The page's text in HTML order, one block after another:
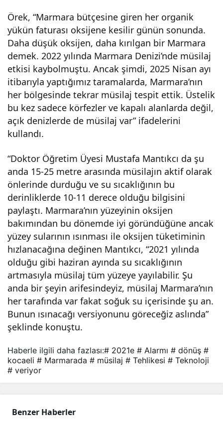
Örek, “Marmara bütçesine giren her organik
yükün faturası oksijene kesilir günün sonunda.
Daha düşük oksijen, daha kırılgan bir Marmara
demek. 2022 yılında Marmara Denizi’nde müsilaj
etkisi kaybolmuştu. Ancak şimdi, 2025 Nisan ayı
itibarıyla yaptığımız taramalarda, Marmara’nın
her bölgesinde tekrar müsilaj tespit ettik. Üstelik
bu kez sadece körfezler ve kapalı alanlarda değil,
açık denizlerde de müsilaj var” ifadelerini
kullandı.
“Doktor Öğretim Üyesi Mustafa Mantıkcı da şu
anda 15-25 metre arasında müsilajın aktif olarak
önlerinde durduğu ve su sıcaklığının bu
derinliklerde 10-11 derece olduğu bilgisini
paylaştı. Marmara’nın yüzeyinin oksijen
bakımından bu dönemde iyi göründüğüne ancak
yüzey sularının ısınması ile oksijen tüketiminin
hızlanacağına değinen Mantıkcı, “2021 yılında
olduğu gibi haziran ayında su sıcaklığının
artmasıyla müsilaj tüm yüzeye yayılabilir. Şu
anda bir şeyin arifesindeyiz, müsilaj Marmara’nın
her tarafında var fakat soğuk su içerisinde şu an.
Bunun ısınacağı versiyonunu göreceğiz aslında”
şeklinde konuştu.
Haberle ilgili daha fazlası:# 2021e # Alarmı # dönüş #
kocaeli # Marmarada # müsilaj # Tehlikesi # Teknoloji
# veriyor
Benzer Haberler